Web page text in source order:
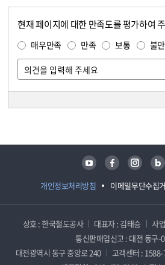
현재 페이지에 대한 만족도를 평가하여
매우만족 만족 보통 불
개인정보처리방침 이메일무단수집
유튜브 페이스북 인스타그램 블로그
상호 : 한국철도공사 대표자 : 김태승
사
통신판매업신고 : 대전 동구-
대전광역시 동구 중앙로 240
고객센터 :